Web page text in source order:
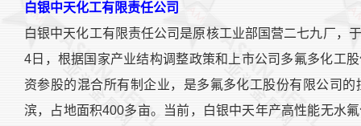
白银中天化工有限责任公司
白银中天化工有限责任公司是原核工业部国营二七九厂，
4日，根据国家产业结构调整政策和上市公司多氟多化工
资参股的混合所有制企业，是多氟多化工股份有限公司
滨，占地面积400多亩。当前，白银中天年产高性能无水